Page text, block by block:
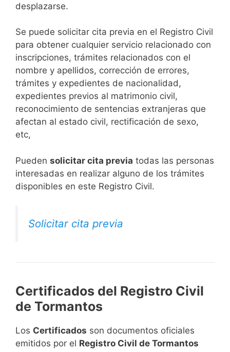
desplazarse.​
Se puede solicitar cita previa en el Registro Civil
para obtener cualquier servicio relacionado con
inscripciones, trámites relacionados con el
nombre y apellidos, corrección de errores,
trámites y expedientes de nacionalidad,
expedientes previos al matrimonio civil,
reconocimiento de sentencias extranjeras que
afectan al estado civil, rectificación de sexo,
etc,
​Pueden solicitar cita previa todas las personas
interesadas en realizar alguno de los trámites
disponibles en este Registro Civil.​
Solicitar cita previa
Certificados del Registro Civil
de Tormantos
Los Certificados son documentos oficiales
emitidos por el Registro Civil de Tormantos